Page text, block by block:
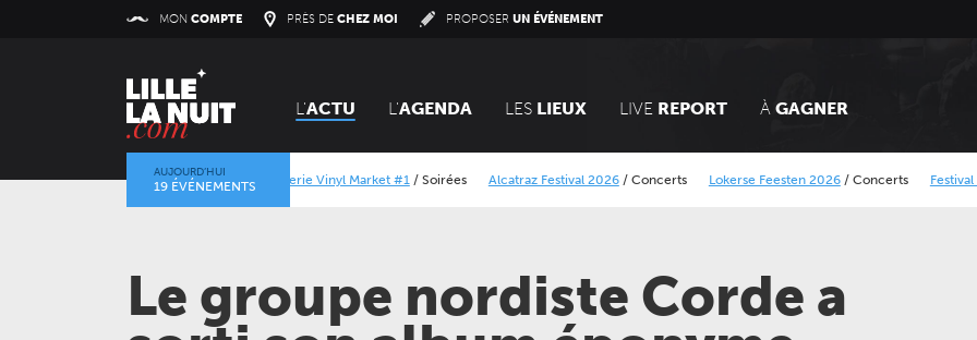
MON COMPTE PRÈS DE CHEZ MOI PROPOSERUN ÉVÉNEMENT
L'ACTU L'AGENDA LES LIEUX LIVE REPORT À GAGNER
AUJOURD’HUI
19 ÉVÉNEMENTS
Orangerie Vinyl Market #1/ Soirées Alcatraz Festival 2026/Concerts Lokerse Feesten 2026/Concerts Festival Dranouter
Le groupe nordiste Corde a